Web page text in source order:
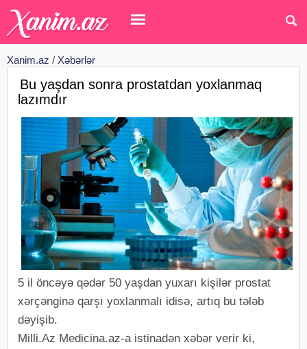
Xanim.az / Xəbərlər
Bu yaşdan sonra prostatdan yoxlanmaq
lazımdır
5 il öncəyə qədər 50 yaşdan yuxarı kişilər prostat
xərçənginə qarşı yoxlanmalı idisə, artıq bu tələb
dəyişib.
Milli.Az Medicina.az-a istinadən xəbər verir ki,